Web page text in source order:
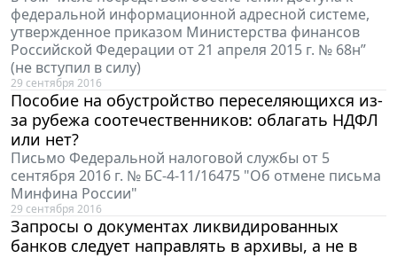
федеральной информационной адресной системе,
утвержденное приказом Министерства финансов
Российской Федерации от 21 апреля 2015 г. № 68н”
(не вступил в силу)
29 сентября 2016
Пособие на обустройство переселяющихся из-
за рубежа соотечественников: облагать НДФЛ
или нет?
Письмо Федеральной налоговой службы от 5
сентября 2016 г. № БС-4-11/16475 "Об отмене письма
Минфина России"
29 сентября 2016
Запросы о документах ликвидированных
банков следует направлять в архивы, а не в